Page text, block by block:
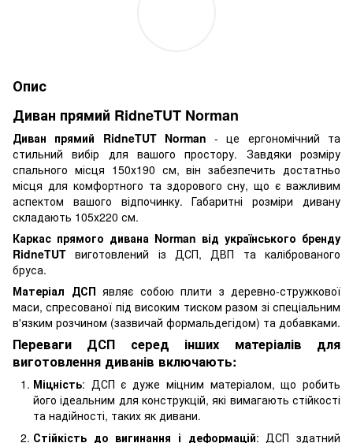
Опис
Диван прямий RidneTUT Norman
Диван прямий RidneTUT Norman- це ергономічний та
стильний вибір для вашого простору. Завдяки розміру
спального місця 150х190 см, він забезпечить достатньо
місця для комфортного та здорового сну, що є важливим
аспектом вашого відпочинку. Габаритні розміри дивану
складають 105х220 см.
Каркас прямого дивана Norman від українського бренду
RidneTUTвиготовлений із ДСП, ДВП та каліброваного
бруса.
Матеріал ДСП являє собою плити з деревно-стружкової
маси, спресованої під високим тиском разом зі спеціальним
в'язким розчином (зазвичай формальдегідом) та добавками.
Переваги ДСП серед інших матеріалів для
виготовлення диванів включають:
Міцність: ДСП є дуже міцним матеріалом, що робить
його ідеальним для конструкцій, які вимагають стійкості
та надійності, таких як дивани.
Стійкість до вигинання і деформацій: ДСП здатний